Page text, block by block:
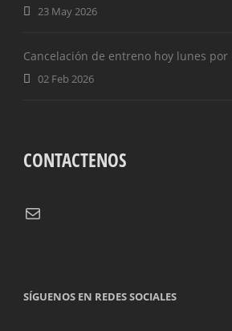
23 May 2026
Cancelación de entreno hoy lunes por
02 Feb 2026
CONTACTENOS
Correo electrónico
SÍGUENOS EN REDES SOCIALES